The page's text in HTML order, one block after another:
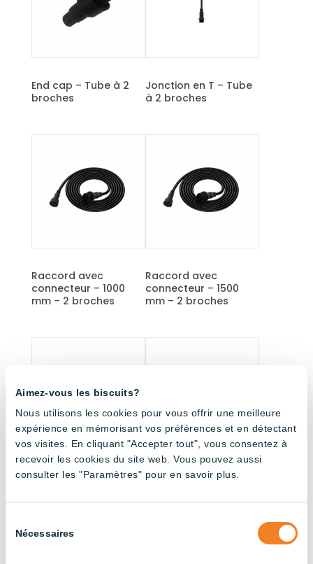
Aimez-vous les biscuits?
Nous utilisons les cookies pour vous offrir une meilleure
expérience en mémorisant vos préférences et en détectant
vos visites. En cliquant "Accepter tout", vous consentez à
recevoir les cookies du site web. Vous pouvez aussi
consulter les "Paramètres" pour en savoir plus.
duNécessaires
End cap – Tube à 2
broches
Jonction en T – Tube
à 2 broches
Raccord avec
connecteur – 1000
mm – 2 broches
Raccord avec
connecteur – 1500
mm – 2 broches
Raccord avec
mm – 2 broches
Raccord avec
mm – 2 broches